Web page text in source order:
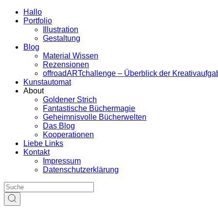
Hallo
Portfolio
Illustration
Gestaltung
Blog
Material Wissen
Rezensionen
offroadARTchallenge – Überblick der
Kunstautomat
About
Goldener Strich
Fantastische Büchermagie
Geheimnisvolle Bücherwelten
Das Blog
Kooperationen
Liebe Links
Kontakt
Impressum
Datenschutzerklärung